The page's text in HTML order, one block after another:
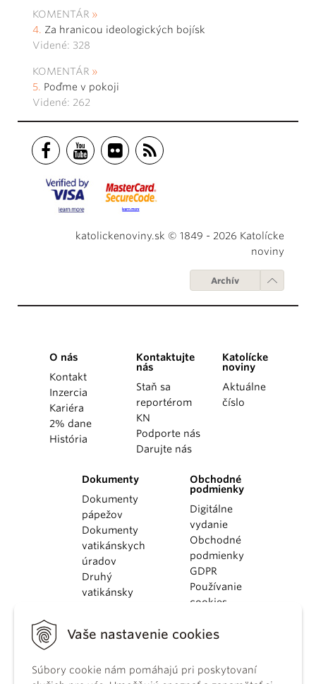
Vaše nastavenie cookies
Súbory cookie nám pomáhajú pri poskytovaní
KOMENTÁR
Za hranicou ideologických bojísk
Videné: 328
KOMENTÁR
Poďme v pokoji
Videné: 262
katolickenoviny.sk © 1849 - 2026 Katolícke
noviny
Archív
O nás
Kontakt
Inzercia
Kariéra
2% dane
História
Kontaktujte
nás
Staň sa
reportérom
KN
Podporte nás
Darujte nás
Katolícke
noviny
Aktuálne
číslo
Dokumenty
Dokumenty
pápežov
Dokumenty
vatikánskych
úradov
Druhý
vatikánsky
KBS
kánonického
Obchodné
podmienky
Digitálne
vydanie
Obchodné
podmienky
GDPR
Používanie
cookies